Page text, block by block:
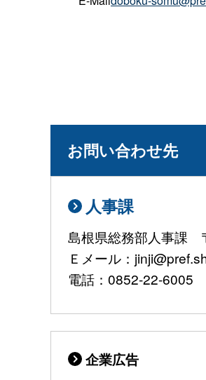
お問い合わせ先
人事課
島根県総務部人事課
Ｅメール：
電話：0852-22-6005
企業広告